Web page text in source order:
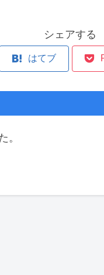
シェアする
はてブ
。